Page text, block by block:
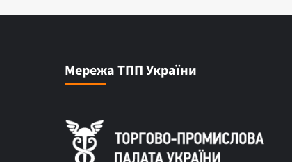
Мережа ТПП України